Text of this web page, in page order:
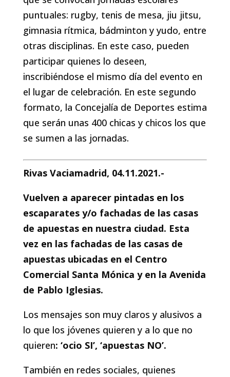
puntuales: rugby, tenis de mesa, jiu jitsu,
gimnasia rítmica, bádminton y yudo, entre
otras disciplinas. En este caso, pueden
participar quienes lo deseen,
inscribiéndose el mismo día del evento en
el lugar de celebración. En este segundo
formato, la Concejalía de Deportes estima
que serán unas 400 chicas y chicos los que
se sumen a las jornadas.
Rivas Vaciamadrid, 04.11.2021.-
Vuelven a aparecer pintadas en los
escaparates y/o fachadas de las casas
de apuestas en nuestra ciudad. Esta
vez en las fachadas de las casas de
apuestas ubicadas en el Centro
Comercial Santa Mónica y en la Avenida
de Pablo Iglesias.
Los mensajes son muy claros y alusivos a
lo que los jóvenes quieren y a lo que no
quieren: ‘ocio SI’, ‘apuestas NO’.
También en redes sociales, quienes